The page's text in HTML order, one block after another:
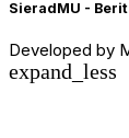
SieradMU -
Developed by
expand_less